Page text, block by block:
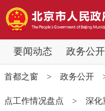
要闻动态 政务公开
要闻动态
党中央精神
首都之窗> 政务公开
点工作情况盘点 > 深化